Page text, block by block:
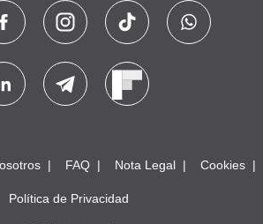
FAQ Nota Legal Cookies
Política de Privacidad